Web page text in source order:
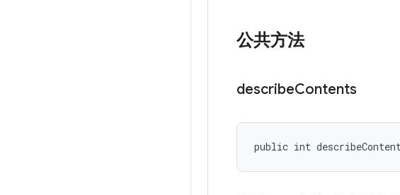
公共方法
describeContents
public int